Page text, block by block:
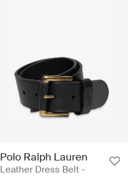
Polo Ralph Lauren
Leather Dress Belt -